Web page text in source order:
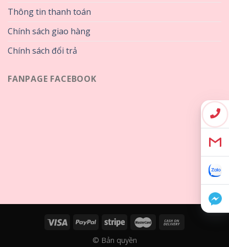
Thông tin thanh toán
Chính sách giao hàng
Chính sách đổi trả
FANPAGE FACEBOOK
© Bản quyền